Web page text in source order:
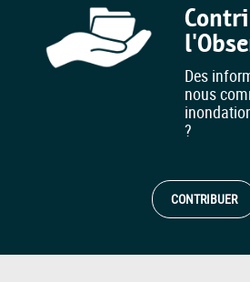
Des
nous
?
CONTRIBUER